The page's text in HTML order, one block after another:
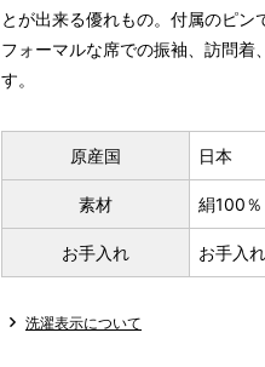
とが出来る優れもの。付属のピン
フォーマルな席での振袖、訪問
す。
原産国 日本
素材 絹100％
お手入れ お手入
洗濯表示について